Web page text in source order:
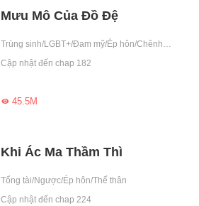
Mưu Mô Của Đồ Đệ
Trùng sinh/LGBT+/Đam mỹ/Ép hôn/Chênh lệch tuổi/Gương vỡ lại lành/Tu tiên
Cập nhật đến chap 182
45.5M
Khi Ác Ma Thầm Thì
Tổng tài/Ngược/Ép hôn/Thế thân
Cập nhật đến chap 224